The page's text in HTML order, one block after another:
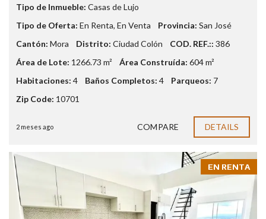
Tipo de Inmueble: Casas de Lujo
Tipo de Oferta: En Renta, En Venta Provincia: San José
Cantón: Mora Distrito: Ciudad Colón COD. REF.:: 386
Área de Lote: 1266.73 m² Área Construída: 604 m²
Habitaciones: 4 Baños Completos: 4 Parqueos: 7
Zip Code: 10701
2 meses ago COMPARE DETAILS
EN RENTA